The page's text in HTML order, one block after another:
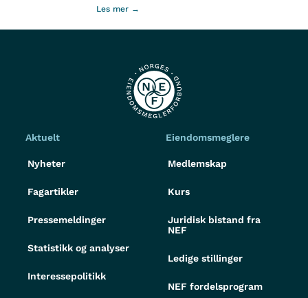
Les mer →
Aktuelt
Nyheter
Fagartikler
Pressemeldinger
Statistikk og analyser
Interessepolitikk
Eiendomsmeglere
Medlemskap
Kurs
Juridisk bistand fra
NEF
Ledige stillinger
NEF fordelsprogram